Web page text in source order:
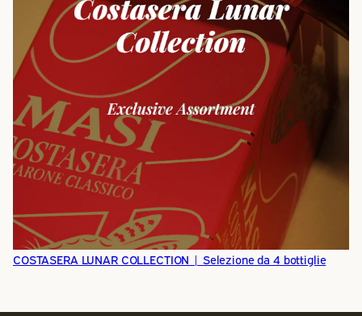
COSTASERA LUNAR COLLECTION | Selezione da 4 bottiglie